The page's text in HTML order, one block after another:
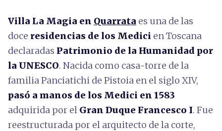
Villa La Magia en Quarrata es una de las
doce residencias de los Medici en Toscana
declaradas Patrimonio de la Humanidad por
la UNESCO. Nacida como casa-torre de la
familia Panciatichi de Pistoia en el siglo XIV,
pasó a manos de los Medici en 1583
adquirida por el Gran Duque Francesco I. Fue
reestructurada por el arquitecto de la corte,